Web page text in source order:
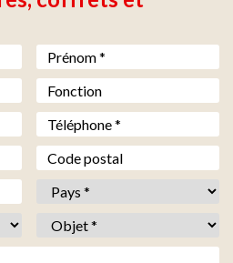
Prénom **
Fonction
Téléphone **
Code postal
Pays * *
Objet **